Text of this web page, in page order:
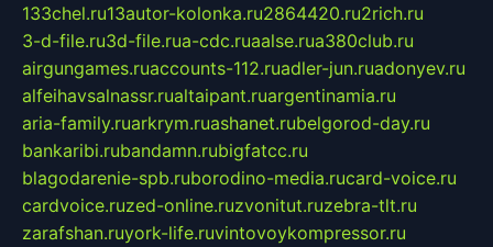
133chel.ru13autor-kolonka.ru2864420.ru2rich.ru
3-d-file.ru3d-file.rua-cdc.ruaalse.rua380club.ru
airgungames.ruaccounts-112.ruadler-jun.ruadonyev.ru
alfeihavsalnassr.rualtaipant.ruargentinamia.ru
aria-family.ruarkrym.ruashanet.rubelgorod-day.ru
bankaribi.rubandamn.rubigfatcc.ru
blagodarenie-spb.ruborodino-media.rucard-voice.ru
cardvoice.ruzed-online.ruzvonitut.ruzebra-tlt.ru
zarafshan.ruyork-life.ruvintovoykompressor.ru